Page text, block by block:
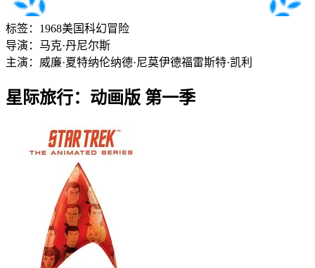
标签： 1968美国科幻冒险
导演： 马克·丹尼尔斯
主演： 威廉·夏特纳伦纳德·尼莫伊德福雷斯特·凯利
星际旅行：动画版 第一季